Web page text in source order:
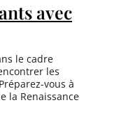
avec
le cadre
les
vous à
la Renaissance